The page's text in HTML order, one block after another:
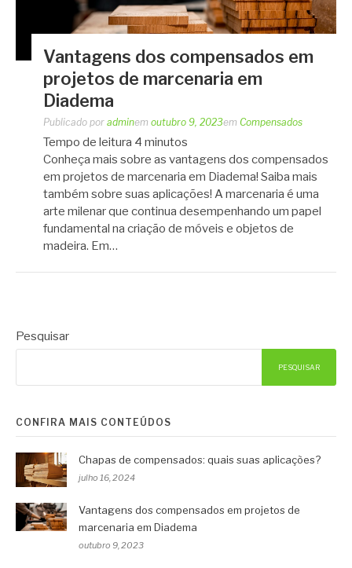
Vantagens dos compensados em
projetos de marcenaria em
Diadema
Publicado por adminem outubro 9, 2023em Compensados
Tempo de leitura 4 minutos
Conheça mais sobre as vantagens dos compensados
em projetos de marcenaria em Diadema! Saiba mais
também sobre suas aplicações! A marcenaria é uma
arte milenar que continua desempenhando um papel
fundamental na criação de móveis e objetos de
madeira. Em…
Pesquisar
PESQUISAR
CONFIRA MAIS CONTEÚDOS
Chapas de compensados: quais suas aplicações?
julho 16, 2024
Vantagens dos compensados em projetos de
marcenaria em Diadema
outubro 9, 2023